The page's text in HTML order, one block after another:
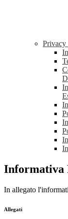
Privacy
Informativa
In allegato
Allegati